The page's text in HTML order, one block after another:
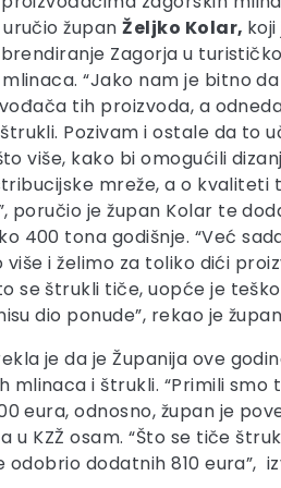
županŽeljko Kolar,
Zagorja u
“Jako nam je bitno
tih proizvoda, a
Pozivam i ostale da to
više, kako bi omogućili
mreže, a o kvaliteti
poručio je župan Kolar te
400 tona godišnje. “Već
i želimo za toliko dići
se štrukli tiče, uopće je
dio ponude”, rekao je
je da je Županija ove
i štrukli. “Primili smo
eura, odnosno, župan je
KZŽ osam. “Što se tiče
dodatnih 810 eura”,